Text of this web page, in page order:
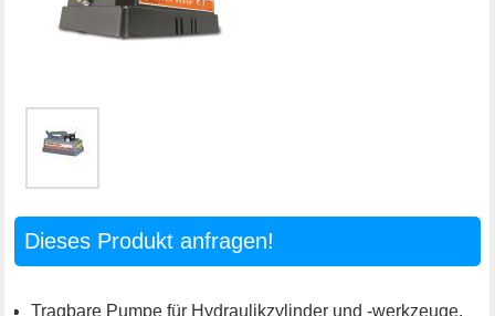
Dieses Produkt anfragen!
Tragbare Pumpe für Hydraulikzylinder und -werkzeuge.